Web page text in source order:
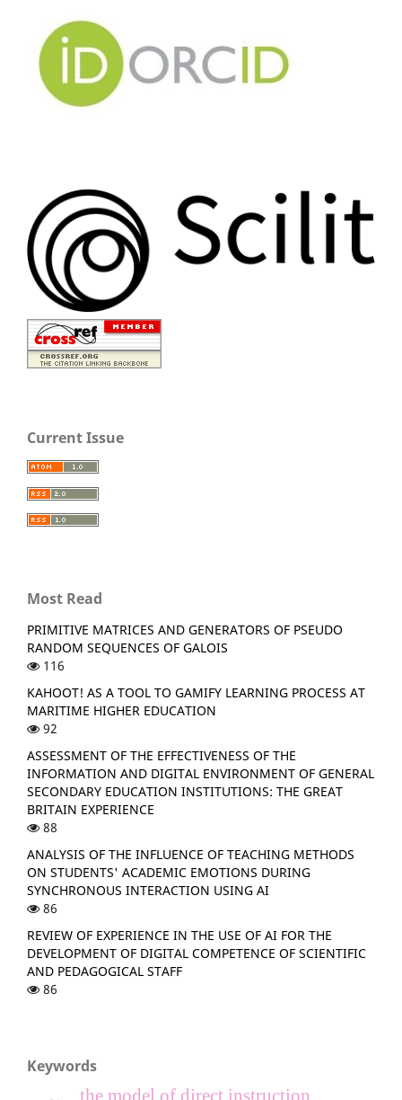
Current Issue
Most Read
PRIMITIVE MATRICES AND GENERATORS OF PSEUDO
RANDOM SEQUENCES OF GALOIS
116
KAHOOT! AS A TOOL TO GAMIFY LEARNING PROCESS AT
MARITIME HIGHER EDUCATION
92
ASSESSMENT OF THE EFFECTIVENESS OF THE
INFORMATION AND DIGITAL ENVIRONMENT OF GENERAL
SECONDARY EDUCATION INSTITUTIONS: THE GREAT
BRITAIN EXPERIENCE
88
ANALYSIS OF THE INFLUENCE OF TEACHING METHODS
ON STUDENTS' ACADEMIC EMOTIONS DURING
SYNCHRONOUS INTERACTION USING AI
86
REVIEW OF EXPERIENCE IN THE USE OF AI FOR THE
DEVELOPMENT OF DIGITAL COMPETENCE OF SCIENTIFIC
AND PEDAGOGICAL STAFF
86
Keywords
the model of direct instruction